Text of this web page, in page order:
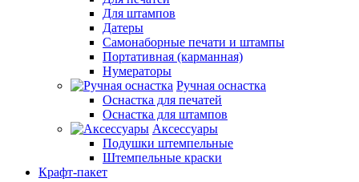
Для штампов
Датеры
Самонаборные печати и штампы
Портативная (карманная)
Нумераторы
Ручная оснастка
Оснастка для печатей
Оснастка для штампов
Аксессуары
Подушки штемпельные
Штемпельные краски
Крафт-пакет